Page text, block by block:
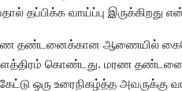
தப்பிக்க வாய்ப்பு இருக்கிறது
ஆணையில்
கொண்டது. மரண
ஒரு உரைநிகழ்த்த அவருக்கு